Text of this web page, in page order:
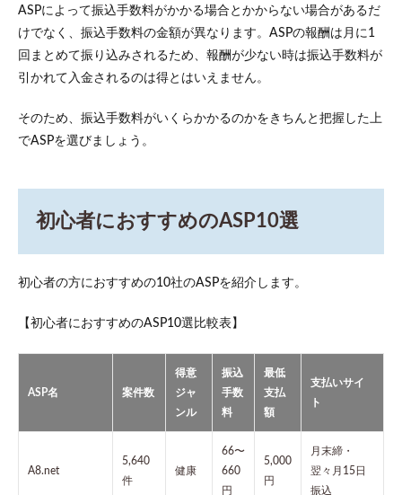
ASPによって振込手数料がかかる場合とかからない場合があるだ
けでなく、振込手数料の金額が異なります。ASPの報酬は月に1
回まとめて振り込みされるため、報酬が少ない時は振込手数料が
引かれて入金されるのは得とはいえません。
そのため、振込手数料がいくらかかるのかをきちんと把握した上
でASPを選びましょう。
初心者におすすめのASP10選
初心者の方におすすめの10社のASPを紹介します。
【初心者におすすめのASP10選比較表】
ASP名 案件数
得意
ジャ
ンル
振込
手数
料
最低
支払
額
支払いサイ
ト
A8.net
5,640
件
健康
66〜
660
円
5,000
円
月末締・
翌々月15日
振込